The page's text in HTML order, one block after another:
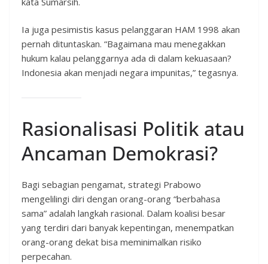
Ia juga pesimistis kasus pelanggaran HAM 1998 akan
pernah dituntaskan. “Bagaimana mau menegakkan
hukum kalau pelanggarnya ada di dalam kekuasaan?
Indonesia akan menjadi negara impunitas,” tegasnya.
Rasionalisasi Politik atau
Ancaman Demokrasi?
Bagi sebagian pengamat, strategi Prabowo
mengelilingi diri dengan orang-orang “berbahasa
sama” adalah langkah rasional. Dalam koalisi besar
yang terdiri dari banyak kepentingan, menempatkan
orang-orang dekat bisa meminimalkan risiko
perpecahan.